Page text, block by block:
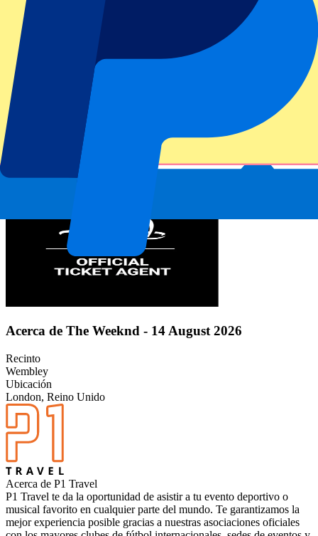
Número de entradas*
Enviar
Tu información se utilizará de acuerdo de nuestra
Privacidad
Gracias por enviar el formulario
Información del evento
Acerca de The Weeknd - 14 August 2026
Recinto
Wembley
Ubicación
London, Reino Unido
Acerca de P1 Travel
P1 Travel te da la oportunidad de asistir a tu evento deportivo o
musical favorito en cualquier parte del mundo. Te garantizamos la
mejor experiencia posible gracias a nuestras asociaciones oficiales